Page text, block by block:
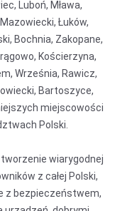
Luboń, Mława,
Łuków,
Bochnia, Zakopane,
Kościerzyna,
Września, Rawicz,
Bartoszyce,
miejscowości
Polski.
wiarygodnej
z całej Polski,
z bezpieczeństwem,